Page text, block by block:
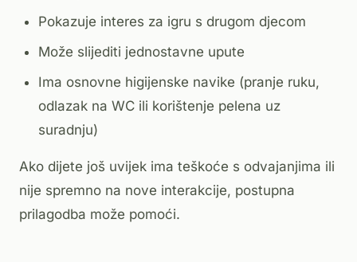
Pokazuje interes za igru s drugom djecom
Može slijediti jednostavne upute
Ima osnovne higijenske navike (pranje ruku,
odlazak na WC ili korištenje pelena uz
suradnju)
Ako dijete još uvijek ima teškoće s odvajanjima ili
nije spremno na nove interakcije, postupna
prilagodba može pomoći.